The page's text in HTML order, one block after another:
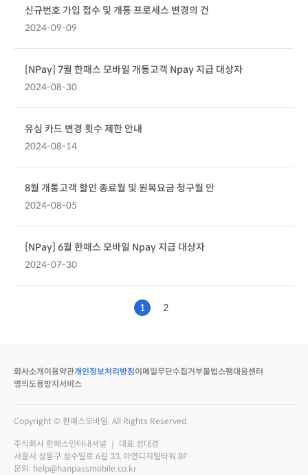
신규번호 가입 접수 및 개통 프로세스 변경의 건
2024-09-09
[NPay] 7월 한패스 모바일 개통고객 Npay 지급 대상자
2024-08-30
유심 카드 변경 횟수 제한 안내
2024-08-14
8월 개통고객 할인 종료월 및 원복요금 청구월 안
2024-08-05
[NPay] 6월 한패스 모바일 Npay 지급 대상자
2024-07-30
1 2
회사소개 이용약관개인정보처리방침이메일무단수집거부불법스팸대응센터
명의도용방지서비스
Copyright © 한패스모바일. All Rights Reserved.
주식회사 한패스인터내셔널 ｜ 대표 성대경
서울시 성동구 성수일로 6길 33, 아연디지털타워 8F
문의: help@hanpassmobile.co.kr